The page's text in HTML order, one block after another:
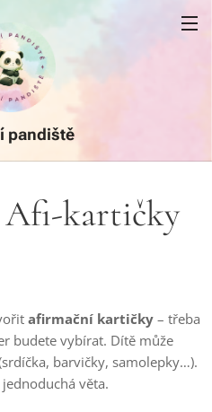
pandiště
Afi-kartičky
afirmační kartičky – třeba
budete vybírat. Dítě může
barvičky, samolepky…).
věta.